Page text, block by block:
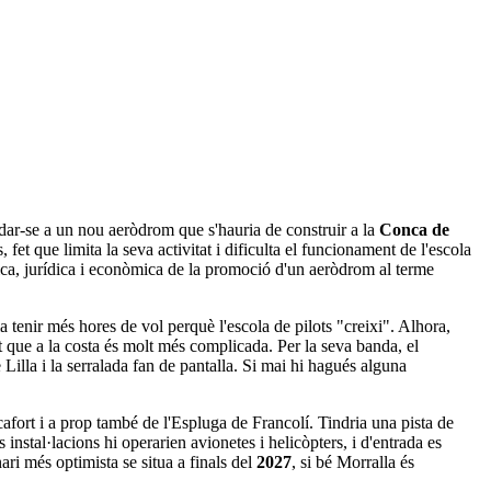
se a un nou aeròdrom que s'hauria de construir a la Conca de
fet que limita la seva activitat i dificulta el funcionament de l'escola
jurídica i econòmica de la promoció d'un aeròdrom al terme
tenir més hores de vol perquè l'escola de pilots "creixi". Alhora,
a la costa és molt més complicada. Per la seva banda, el
i la serralada fan de pantalla. Si mai hi hagués alguna
i a prop també de l'Espluga de Francolí. Tindria una pista de
hi operarien avionetes i helicòpters, i d'entrada es
més optimista se situa a finals del 2027, si bé Morralla és